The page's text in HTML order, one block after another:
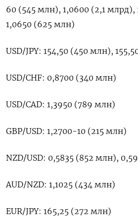
60 (545 млн), 1,0600 (2,1 млрд),
1,0650 (625 млн)
USD/JPY: 154,50 (450 млн),
USD/CHF: 0,8700 (340 млн)
USD/CAD: 1,3950 (789 млн)
GBP/USD: 1,2700-10 (215 млн)
NZD/USD: 0,5835 (852 млн),
AUD/NZD: 1,1025 (434 млн)
EUR/JPY: 165,25 (272 млн)